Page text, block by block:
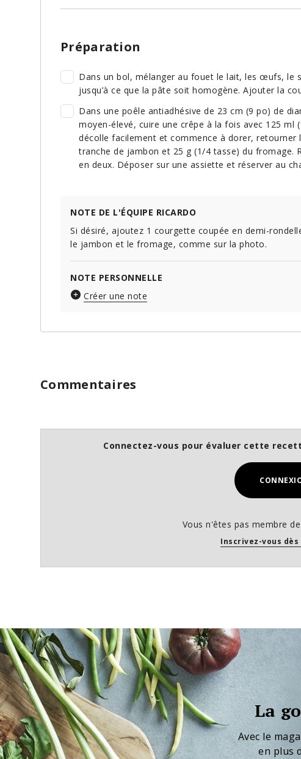
Préparation
Dans un bol, mélanger au fouet le lait, les œufs, le
jusqu’à ce que la pâte soit homogène. Ajouter la
Dans une poêle antiadhésive de 23 cm (9 po) de
moyen-élevé, cuire une crêpe à la fois avec 125 ml
décolle facilement et commence à dorer, retourner
tranche de jambon et 25 g (1/4 tasse) du fromage.
en deux. Déposer sur une assiette et réserver au
NOTE DE L'ÉQUIPE RICARDO
Si désiré, ajoutez 1 courgette coupée en demi-
le jambon et le fromage, comme sur la photo.
NOTE PERSONNELLE
Créer une note
Commentaires
Connectez-vous pour évaluer cette
Vous n'êtes pas membre
Inscrivez-vous
La
Avec le
en plus